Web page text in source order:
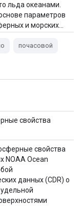
льда океанами.
параметров
и морских...
почасовой
свойства
свойства
NOAA Ocean
данных (CDR) о